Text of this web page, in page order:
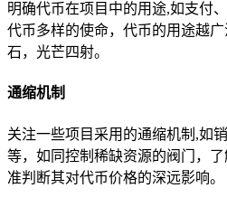
明确代币在项目中的用途,如支付
代币多样的使命，代币的用途越
石，光芒四射。
通缩机制
关注一些项目采用的通缩机制,如
等，如同控制稀缺资源的阀门，
准判断其对代币价格的深远影响。